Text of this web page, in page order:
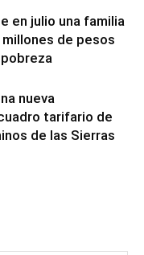
en julio una familia
de pesos
nueva
tarifario de
de las Sierras